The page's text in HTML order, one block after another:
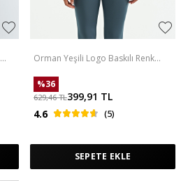
Orman Yeşili Logo Baskılı Renk
Kumaş Kadın Büstiyer - 97260
%36
629,46TL399,91 TL
4.6
(5)
SEPETE EKLE